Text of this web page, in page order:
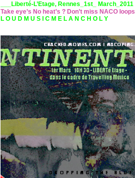
___Liberté-L’Etage, Rennes_1st_ March_2011
Take eye’s No heat’s ? Don’t miss NACO loops
L O U D M U S I C M E L A N C H O L Y